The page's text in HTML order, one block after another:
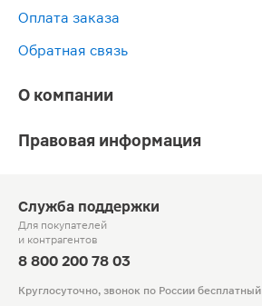
Оплата заказа
Обратная связь
О компании
Правовая информация
Служба поддержки
Для покупателей
и контрагентов
8 800 200 78 03
Круглосуточно, звонок по России бесплатный